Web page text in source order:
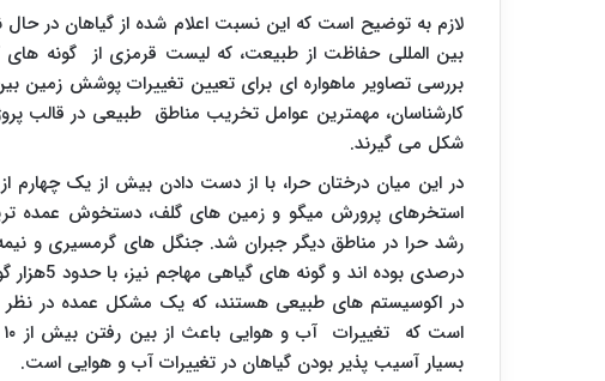
لازم به توضیح است که این نسبت اعلام شده از گیاهان در حال
بین المللی حفاظت از طبیعت، که لیست قرمزی از گونه
کارشناسان، مهمترین عوامل تخریب مناطق طبیعی در قالب
شکل می گیرند.
در این میان درختان حرا، با از دست دادن بیش از یک
استخرهای پرورش میگو و زمین های گلف، دستخوش عمده
درصدی
در اکوسیستم های طبیعی هستند، که یک مشکل عمده در
بسیار آسیب پذیر بودن گیاهان در تغییرات آب و هوایی است.